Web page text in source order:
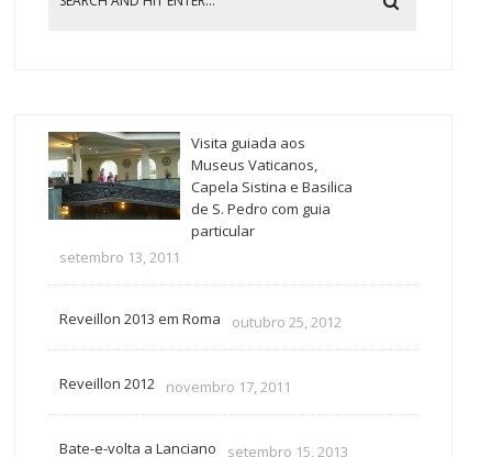
Visita guiada aos
Museus Vaticanos,
Capela Sistina e Basilica
de S. Pedro com guia
particular
setembro 13, 2011
Reveillon 2013 em Roma outubro 25, 2012
Reveillon 2012 novembro 17, 2011
Bate-e-volta a Lanciano setembro 15, 2013